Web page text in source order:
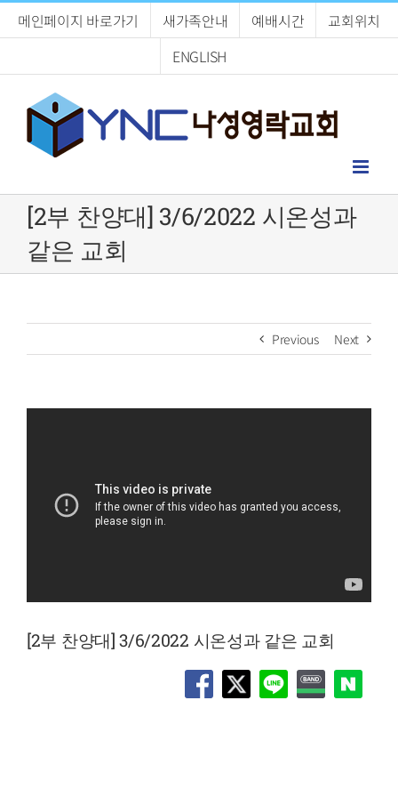
메인페이지 바로가기 새가족안내 예배시간
교회위치
ENGLISH
[2부 찬양대] 3/6/2022 시온성과
같은 교회
Previous Next
[2부 찬양대] 3/6/2022 시온성과 같은 교회